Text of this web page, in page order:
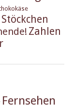
Stöckchen
Zahlen
Fernsehen